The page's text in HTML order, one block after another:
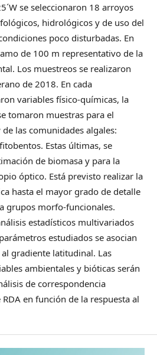
se seleccionaron 18 arroyos
hidrológicos y de uso del
poco disturbadas. En
de 100 m representativo de la
Los muestreos se realizaron
de 2018. En cada
variables físico-químicas, la
tomaron muestras para el
las comunidades algales:
Estas últimas, se
de biomasa y para la
óptico. Está previsto realizar la
hasta el mayor grado de detalle
grupos morfo-funcionales.
estadísticos multivariados
estudiados se asocian
gradiente latitudinal. Las
ambientales y bióticas serán
de correspondencia
en función de la respuesta al